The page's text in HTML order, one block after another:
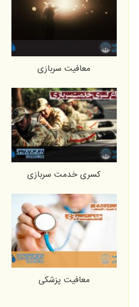
معافیت سربازی
کسری خدمت سربازی
معافیت پزشکی